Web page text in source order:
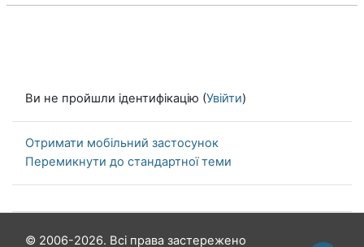
Ви не пройшли ідентифікацію (Увійти)
Отримати мобільний застосунок
Перемикнути до стандартної теми
© 2006-2026. Всі права застережено